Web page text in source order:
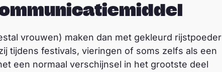
vrouwen) maken dan met gekleurd rijstpoeder
tijdens festivals, vieringen of soms zelfs als een
een normaal verschijnsel in het grootste deel